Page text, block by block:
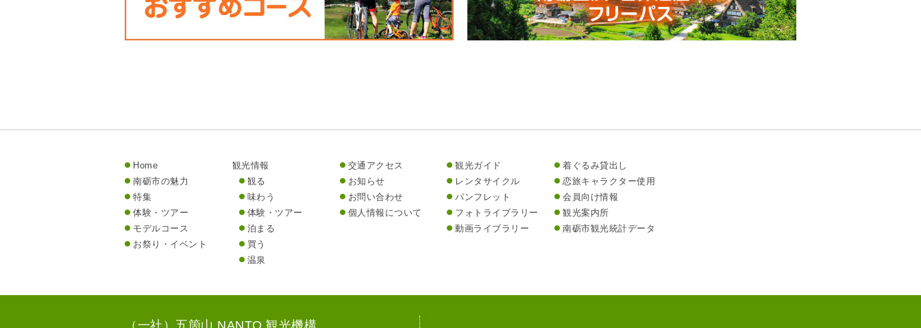
Home
南砺市の魅力
特集
体験・ツアー
モデルコース
お祭り・イベント
観光情報
観る
味わう
体験・ツアー
泊まる
買う
温泉
交通アクセス
お知らせ
お問い合わせ
個人情報について
観光ガイド
レンタサイクル
パンフレット
フォトライブラリー
動画ライブラリー
着ぐるみ貸出し
恋旅キャラクター使用
会員向け情報
観光案内所
南砺市観光統計データ